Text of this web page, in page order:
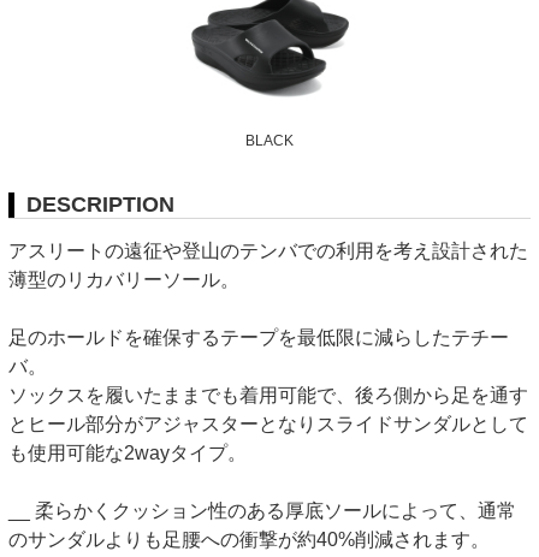
BLACK
DESCRIPTION
アスリートの遠征や登山のテンバでの利用を考え設計された
薄型のリカバリーソール。
足のホールドを確保するテープを最低限に減らしたテチー
バ。
ソックスを履いたままでも着用可能で、後ろ側から足を通す
とヒール部分がアジャスターとなりスライドサンダルとして
も使用可能な2wayタイプ。
__ 柔らかくクッション性のある厚底ソールによって、通常
のサンダルよりも足腰への衝撃が約40%削減されます。